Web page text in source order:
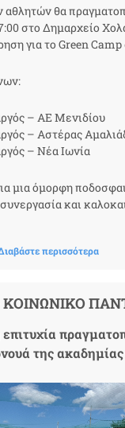
θα
στο Δημαρχείο
για το Green
– ΑΕ Μενιδίου
– Αστέρας
– Νέα Ιωνία
μια όμορφη
και
περισσότερα
της